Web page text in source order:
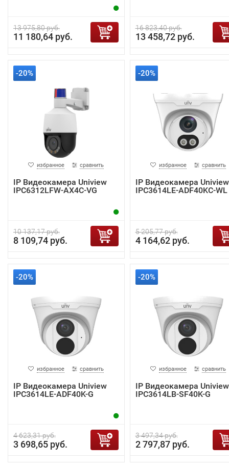
13 975,80 руб.
11 180,64 руб.
16 823,40 руб.
13 458,72 руб.
-20%
избранное сравнить
IP Видеокамера Uniview
IPC6312LFW-AX4C-VG
10 137,17 руб.
8 109,74 руб.
-20%
избранное сравнить
IP Видеокамера Uniview
IPC3614LE-ADF40KC-WL
5 205,77 руб.
4 164,62 руб.
-20%
избранное сравнить
IP Видеокамера Uniview
IPC3614LE-ADF40K-G
4 623,31 руб.
3 698,65 руб.
-20%
избранное сравнить
IP Видеокамера Uniview
IPC3614LB-SF40K-G
3 497,34 руб.
2 797,87 руб.